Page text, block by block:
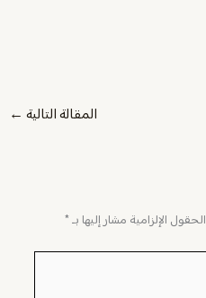
المقالة التالية ←
الحقول الإلزامية مشار إليها بـ*